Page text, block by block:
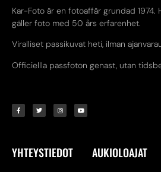
Kar-Foto är en fotoaffär grundad 1974.
gäller foto med 50 års erfarenhet.
Viralliset passikuvat heti, ilman
Officiellla passfoton genast, utan
YHTEYSTIEDOT AUKIOLOAJAT